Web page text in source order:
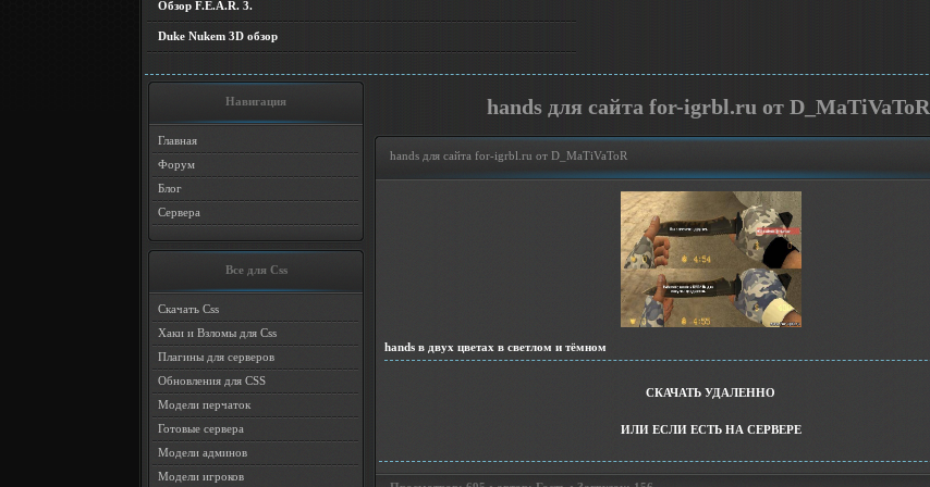
Обзор F.E.A.R. 3.
Duke Nukem 3D обзор
Навигация
Главная
Форум
Блог
Сервера
Все для Css
Скачать Css
Хаки и Взломы для Css
Плагины для серверов
Обновления для CSS
Модели перчаток
Готовые сервера
Модели админов
Модели игроков
hands для сайта for-igrbl.ru от D_MaTiVaToR
hands для сайта for-igrbl.ru от D_MaTiVaToR
hands в двух цветах в светлом и тёмном
СКАЧАТЬ УДАЛЕННО
ИЛИ ЕСЛИ ЕСТЬ НА СЕРВЕРЕ